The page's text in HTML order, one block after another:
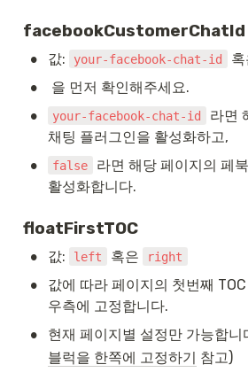
facebookCustomerChatId
• 값: your-facebook-chat-id
• 을 먼저 확인해주세요.
• your-facebook-chat-id
라면
채팅 플러그인을 활성화하고,
• false
라면 해당 페이지의 페
활성화합니다.
floatFirstTOC
• 값: left 혹은 right
•
값에 따라 페이지의 첫번째
우측에 고정합니다.
• 현재 페이지별 설정만 가능합니
블럭을 한쪽에 고정하기 참고)